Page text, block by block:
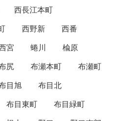
西長江本町
西野新
西番
宮 蜷川
楡原
尻 布瀬本町
布瀬町
目旭
布目北
布目東町
布目緑町